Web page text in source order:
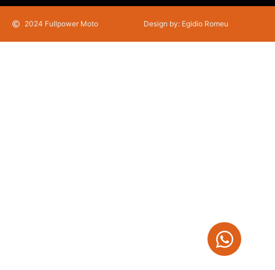
2024 Fullpower Moto Design by: Egidio Romeu